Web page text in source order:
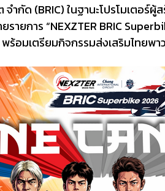
ำกัด (BRIC) ในฐานะโปรโมเตอร์
ายการ “NEXZTER BRIC
มเตรียมกิจกรรมส่งเสริมไทยพาว